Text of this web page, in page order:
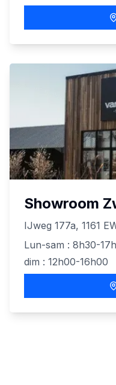
Showroom
IJweg 177a, 1161
Lun-sam : 8h30-
dim : 12h00-16h00